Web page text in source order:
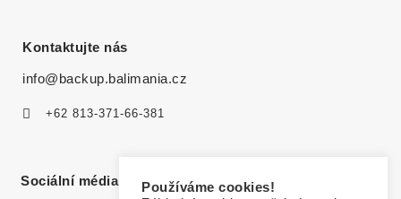
Kontaktujte nás
info@backup.balimania.cz
+62 813-371-66-381
Sociální média
Používáme cookies!